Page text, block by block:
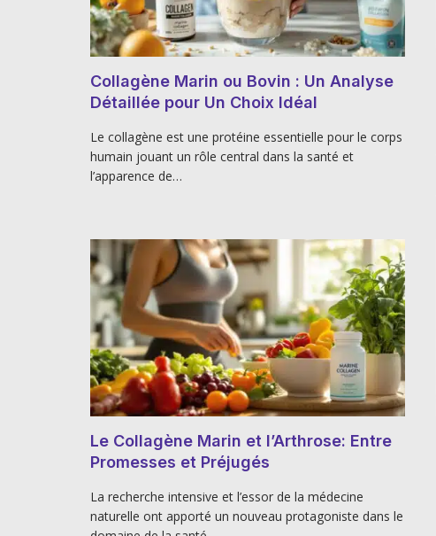
Collagène Marin ou Bovin : Un Analyse
Détaillée pour Un Choix Idéal
Le collagène est une protéine essentielle pour le corps
humain jouant un rôle central dans la santé et
l’apparence de…
Le Collagène Marin et l’Arthrose: Entre
Promesses et Préjugés
La recherche intensive et l’essor de la médecine
naturelle ont apporté un nouveau protagoniste dans le